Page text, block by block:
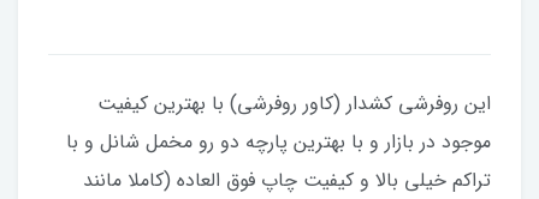
این روفرشی کشدار (کاور روفرشی) با بهترین کیفیت
موجود در بازار و با بهترین پارچه دو رو مخمل شانل و با
تراکم خیلی بالا و کیفیت چاپ فوق العاده (کاملا مانند